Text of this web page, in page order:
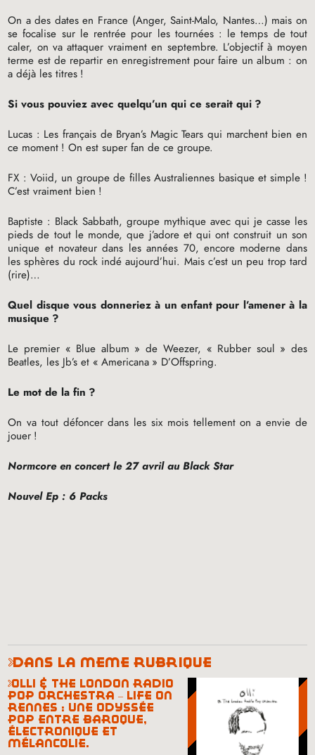
On a des dates en France (Anger, Saint-Malo, Nantes…) mais on
se focalise sur le rentrée pour les tournées : le temps de tout
caler, on va attaquer vraiment en septembre. L’objectif à moyen
terme est de repartir en enregistrement pour faire un album : on
a déjà les titres !
Si vous pouviez avec quelqu’un qui ce serait qui ?
Lucas : Les français de Bryan’s Magic Tears qui marchent bien en
ce moment ! On est super fan de ce groupe.
FX : Voiid, un groupe de filles Australiennes basique et simple !
C’est vraiment bien !
Baptiste : Black Sabbath, groupe mythique avec qui je casse les
pieds de tout le monde, que j’adore et qui ont construit un son
unique et novateur dans les années 70, encore moderne dans
les sphères du rock indé aujourd’hui. Mais c’est un peu trop tard
(rire)…
Quel disque vous donneriez à un enfant pour l’amener à la
musique ?
Le premier « Blue album » de Weezer, « Rubber soul » des
Beatles, les Jb’s et « Americana » D’Offspring.
Le mot de la fin ?
On va tout défoncer dans les six mois tellement on a envie de
jouer !
Normcore en concert le 27 avril au Black Star
Nouvel Ep : 6 Packs
dans la même rubrique
olli & the london radio
pop orchestra – life on
rennes : une odyssée
pop entre baroque,
électronique et
mélancolie.